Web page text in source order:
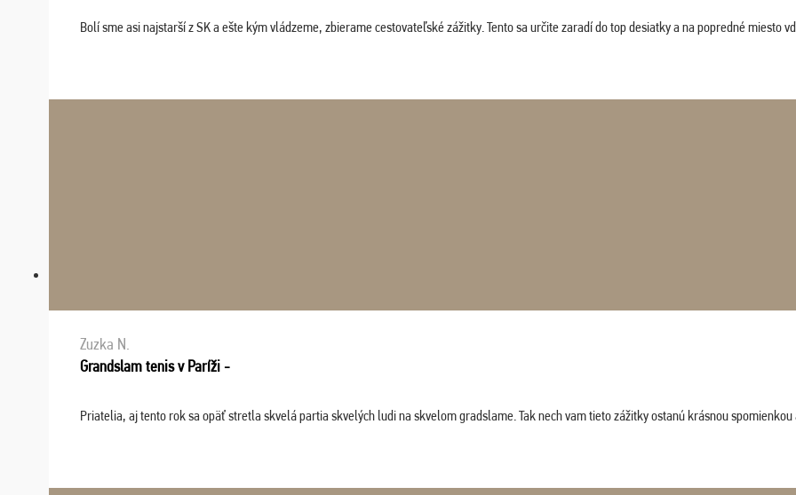
Bolí sme asi najstarší z SK a ešte kým vládzeme, zbierame cestovateľské zážitky. Tento sa určite zaradí do top desiatky a na popredné miesto
Zuzka N.
Grandslam tenis v Paríži -
Priatelia, aj tento rok sa opäť stretla skvelá partia skvelých ludi na skvelom gradslame. Tak nech vam tieto zážitky ostanú krásnou